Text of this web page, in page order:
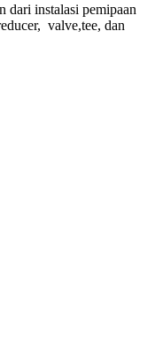
dari instalasi pemipaan
valve,tee, dan